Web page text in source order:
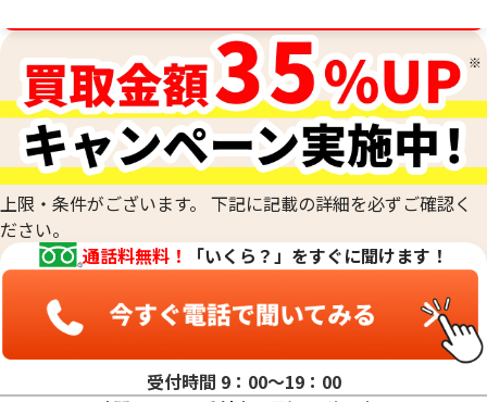
が付いていない金塊やインゴットなど、水に浸すことができ
るものの純度を、非常に正確に測定する際に用います。最終的
な査定額は、これらの科学的なデータに加えて、査定士が持つ
専門知識と経験を総合的に判断して算出されます。
刻印がなくて純度がわからないお品物や、他の素材のお品物
と組み合わされた合金のお品物、低純度のお品物も、当社の
専門的な技術で正確に測定し、その場で価値を判定いたしま
す。他店で「買取は難しい」と断られてしまったお品物も、諦
めずにご相談ください。おたからやでは、確かな鑑定力で、
これまでお値段がつかなかったお品物にも、思わぬ価値が見
つかるかもしれません。どのような貴金属でも、お気軽にお
持ち込みください。
上限・条件がございます。 下記に記載の詳細を必ずご確認く
ださい。
通話料無料！
「いくら？」をすぐに聞けます！
受付時間 9：00〜19：00